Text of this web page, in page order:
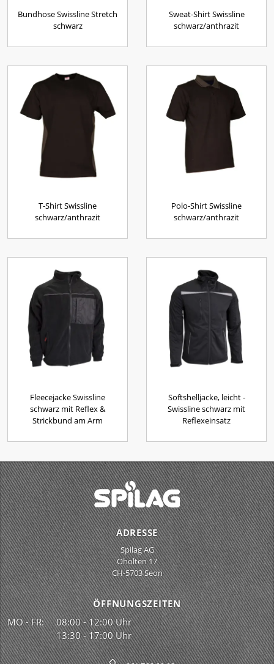
Bundhose Swissline Stretch
schwarz
Sweat-Shirt Swissline
schwarz/anthrazit
T-Shirt Swissline
schwarz/anthrazit
Polo-Shirt Swissline
schwarz/anthrazit
Fleecejacke Swissline
schwarz mit Reflex &
Strickbund am Arm
Softshelljacke, leicht -
Swissline schwarz mit
Reflexeinsatz
ADRESSE
Spilag AG
Oholten 17
CH-5703 Seon
ÖFFNUNGSZEITEN
MO - FR:
08:00 - 12:00 Uhr
13:30 - 17:00 Uhr